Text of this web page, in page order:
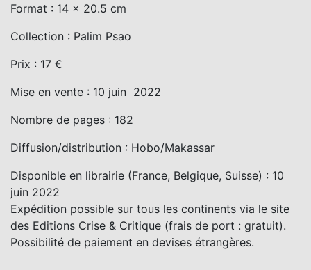
Format : 14 x 20.5 cm
Collection : Palim Psao
Prix : 17 €
Mise en vente : 10 juin 2022
Nombre de pages : 182
Diffusion/distribution : Hobo/Makassar
Disponible en librairie (France, Belgique, Suisse) : 10
juin 2022
Expédition possible sur tous les continents via le site
des Editions Crise & Critique (frais de port : gratuit).
Possibilité de paiement en devises étrangères.